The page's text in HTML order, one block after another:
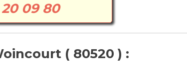
20 09 80
( 80520 ) :